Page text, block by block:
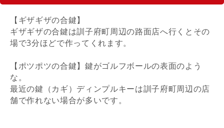
【ギザギザの合鍵】
ギザギザの合鍵は訓子府町周辺の路面店へ行くとその
場で3分ほどで作ってくれます。
【ポツポツの合鍵】鍵がゴルフボールの表面のよう
な。
最近の鍵（カギ）ディンプルキーは訓子府町周辺の店
舗で作れない場合が多いです。